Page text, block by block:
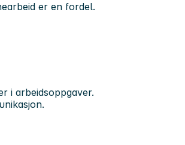
er en fordel.
i arbeidsoppgaver.